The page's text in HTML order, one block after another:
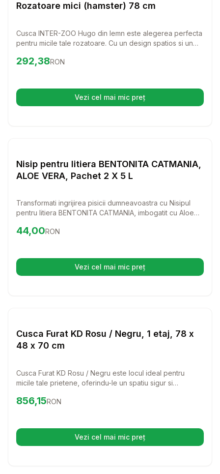
Rozatoare mici (hamster) 78 cm
Cusca INTER-ZOO Hugo din lemn este alegerea perfecta
pentru micile tale rozatoare. Cu un design spatios si un
si sigur pentru hamsterul tau, asigurandu-i un loc unde sa
Preț: 292.38 RON
292,38RON
Vezi cel mai mic preț(se deschide într-o filă nouă)
Custi Rozatoare
Nisip pentru litiera BENTONITA CATMANIA,
ALOE VERA, Pachet 2 X 5 L
Transformati ingrijirea pisicii dumneavoastra cu Nisipul
pentru litiera BENTONITA CATMANIA, imbogatit cu Aloe
ingrijeste labutele felinei, oferindu-i confort si sanatate.
Preț:44.00
44,00RON
Vezi cel mai mic preț(se deschide într-o filă nouă)
Custi Rozatoare
Cusca Furat KD Rosu / Negru, 1 etaj, 78 x
48 x 70 cm
Cusca Furat KD Rosu / Negru este locul ideal pentru
micile tale prietene, oferindu-le un spatiu sigur si
aceasta cusca va transforma viata animalutului tau intr-o
Preț: 856.15
856,15RON
Vezi cel mai mic preț(se deschide într-o filă nouă)